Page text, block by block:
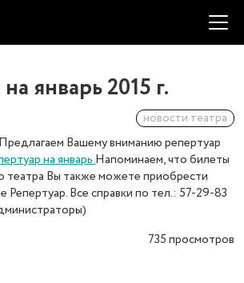
январь 2015 г.
новости театра
Предлагаем Вашему вниманию репертуар
на январьНапоминаем, что билеты
театра Вы также можете приобрести
Репертуар. Все справки по тел.: 57-29-83
735просмотров